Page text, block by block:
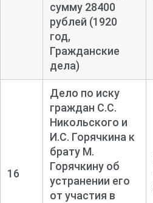
сумму 28400
рублей (1920
год,
Гражданские
дела)
16
Дело по иску
граждан С.С.
Никольского и
И.С. Горячкина к
брату М.
Горячкину об
устранении его
от участия в